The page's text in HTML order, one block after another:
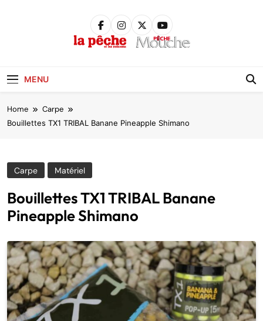
MENU
Home Carpe
Bouillettes TX1 TRIBAL Banane Pineapple Shimano
Carpe Matériel
Bouillettes TX1 TRIBAL Banane
Pineapple Shimano